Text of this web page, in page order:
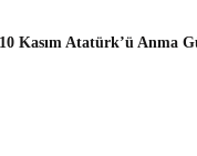
Kasım Atatürk’ü Anma